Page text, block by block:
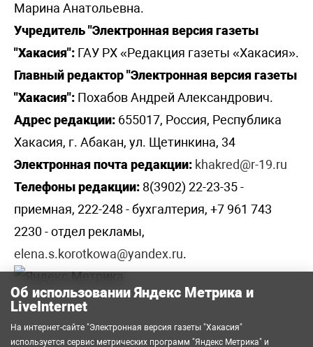
Марина Анатольевна.
Учредитель "Электронная версия газеты
"Хакасия": ГАУ РХ «Редакция газеты «Хакасия».
Главный редактор "Электронная версия газеты
"Хакасия": Похабов Андрей Александрович.
Адрес редакции: 655017, Россия, Республика
Хакасия, г. Абакан, ул. Щетинкина, 34
Электронная почта редакции: khakred@r-19.ru
Телефоны редакции: 8(3902) 22-23-35 -
приемная, 222-248 - бухгалтерия, +7 961 743
2230 - отдел рекламы,
elena.s.korotkowa@yandex.ru.
Об использовании Яндекс Метрика и
LiveInternet
На интернет-сайте "Электронная версия газеты "Хакасия"
используется сервис метрических программ "Яндекс Метрика" и